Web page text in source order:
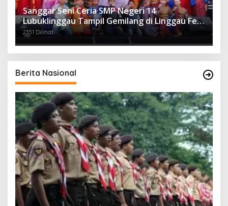
Sanggar Seni Ceria SMP Negeri 14
Lubuklinggau Tampil Gemilang di Linggau Fest
2025
2351 Dilihat
Berita Nasional